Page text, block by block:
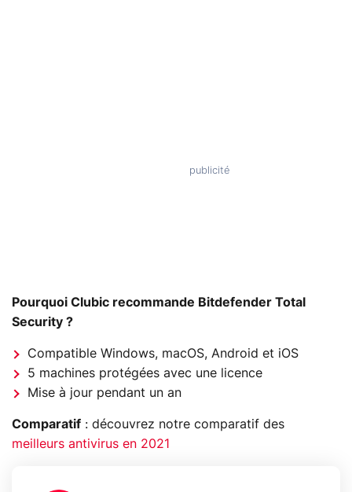
Pourquoi Clubic recommande Bitdefender Total
Security ?
Compatible Windows, macOS, Android et iOS
5 machines protégées avec une licence
Mise à jour pendant un an
Comparatif : découvrez notre comparatif des
meilleurs antivirus en 2021